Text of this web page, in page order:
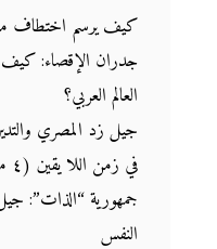
كيف يرسم اختطاف
جدران الإقصاء: كيف
العالم العربي؟
جيل زد المصري
في زمن اللا يقين (٤ من ٧)
جمهورية “الذات”:
النفس